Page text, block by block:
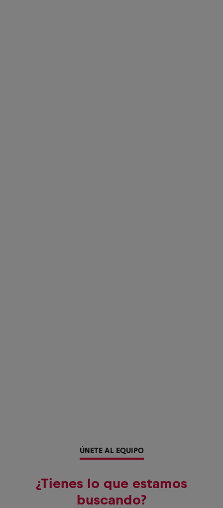
ÚNETE AL EQUIPO
¿Tienes lo que estamos
buscando?